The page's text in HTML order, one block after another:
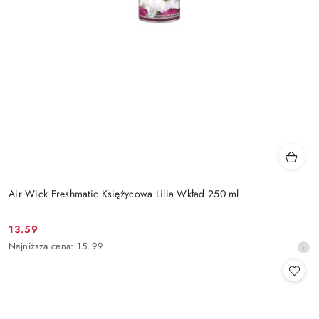
Air Wick Freshmatic Księżycowa Lilia Wkład 250 ml
Cena
promocyjna:
13.59
Najniższa
Najniższa cena: 15.99